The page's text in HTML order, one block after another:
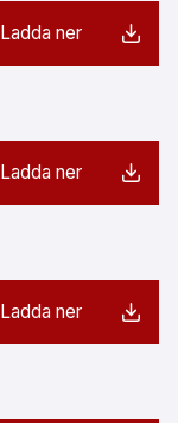
Ladda ner
Ladda ner
Ladda ner